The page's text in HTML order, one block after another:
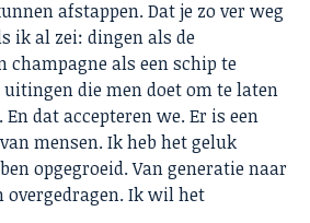
afstappen. Dat je zo ver weg
ik al zei: dingen als de
champagne als een schip te
die men doet om te laten
dat accepteren we. Er is een
mensen. Ik heb het geluk
opgegroeid. Van generatie naar
overgedragen. Ik wil het